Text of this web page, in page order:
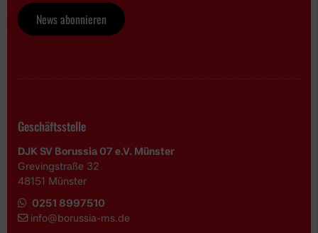
News abonnieren
Geschäftsstelle
DJK SV Borussia 07 e.V. Münster
Grevingstraße 32
48151 Münster
0251 8997510
info@borussia-ms.de